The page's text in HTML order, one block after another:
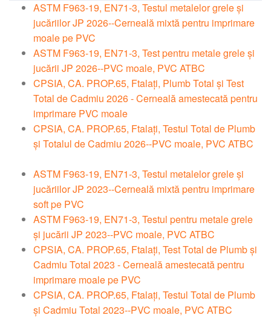
ASTM F963-19, EN71-3, Testul metalelor grele și
jucăriilor JP 2026--Cerneală mixtă pentru imprimare
moale pe PVC
ASTM F963-19, EN71-3, Test pentru metale grele și
jucării JP 2026--PVC moale, PVC ATBC
CPSIA, CA. PROP.65, Ftalați, Plumb Total și Test
Total de Cadmiu 2026 - Cerneală amestecată pentru
imprimare PVC moale
CPSIA, CA. PROP.65, Ftalați, Testul Total de Plumb
și Totalul de Cadmiu 2026--PVC moale, PVC ATBC
ASTM F963-19, EN71-3, Testul metalelor grele și
jucăriilor JP 2023--Cerneală mixtă pentru imprimare
soft pe PVC
ASTM F963-19, EN71-3, Testul pentru metale grele
și jucării JP 2023--PVC moale, PVC ATBC
CPSIA, CA. PROP.65, Ftalați, Test Total de Plumb și
Cadmiu Total 2023 - Cerneală amestecată pentru
imprimare moale pe PVC
CPSIA, CA. PROP.65, Ftalați, Testul Total de Plumb
și Cadmiu Total 2023--PVC moale, PVC ATBC